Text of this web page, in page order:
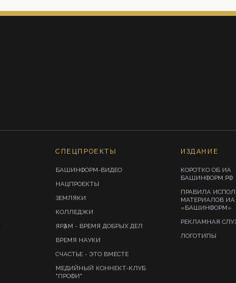
СПЕЦПРОЕКТЫ
БАШИНФОРМ-ВИДЕО
НАЦПРОЕКТЫ
ЗЕМЛЯКИ
КОЛЛЕДЖИ
ЯРҘАМ - ВРЕМЯ ДОБРЫХ ДЕЛ
ВРЕМЯ НАУКИ
СЧАСТЬЕ - ЭТО ВМЕСТЕ
МЕДИЙНЫЙ КОННЕКТ-КЛУБ
"ПРОФИ"
ИЗДАНИЕ
КОРОТКО ОБ ИА
БАШИНФОРМ.РФ
ПРАВИЛА
МАТЕРИАЛОВ ИА
«БАШИНФОРМ»
РЕКЛАМНАЯ
ЛОГОТИПЫ